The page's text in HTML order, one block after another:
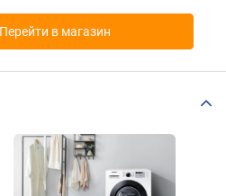
Перейти в магазин